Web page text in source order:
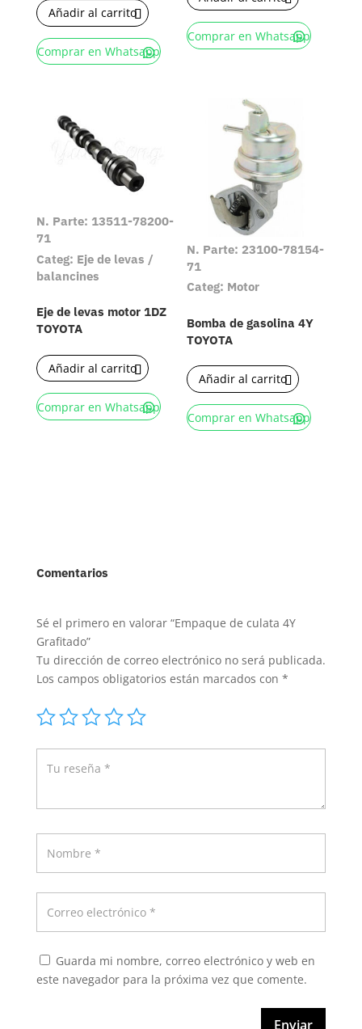
Añadir al carrito
Comprar en Whatsapp
Comprar en Whatsapp
N. Parte: 13511-78200-
71
Categ: Eje de levas /
balancines
Eje de levas motor 1DZ
TOYOTA
Añadir al carrito
Comprar en Whatsapp
N. Parte: 23100-78154-
71
Categ: Motor
Bomba de gasolina 4Y
TOYOTA
Añadir al carrito
Comprar en Whatsapp
Comentarios
Sé el primero en valorar “Empaque de culata 4Y
Grafitado”
Tu dirección de correo electrónico no será publicada.
Los campos obligatorios están marcados con *
Guarda mi nombre, correo electrónico y web en
este navegador para la próxima vez que comente.
Enviar